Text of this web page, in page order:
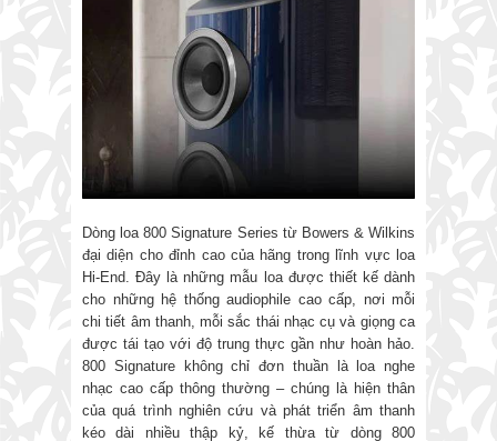
Dòng loa 800 Signature Series từ Bowers & Wilkins
đại diện cho đỉnh cao của hãng trong lĩnh vực loa
Hi-End. Đây là những mẫu loa được thiết kế dành
cho những hệ thống audiophile cao cấp, nơi mỗi
chi tiết âm thanh, mỗi sắc thái nhạc cụ và giọng ca
được tái tạo với độ trung thực gần như hoàn hảo.
800 Signature không chỉ đơn thuần là loa nghe
nhạc cao cấp thông thường – chúng là hiện thân
của quá trình nghiên cứu và phát triển âm thanh
kéo dài nhiều thập kỷ, kế thừa từ dòng 800